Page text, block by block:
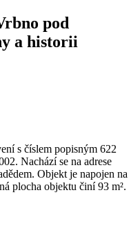
pod
a historii
s číslem popisným 622
Nachází se na adrese
Objekt je napojen na
plocha objektu činí 93 m².